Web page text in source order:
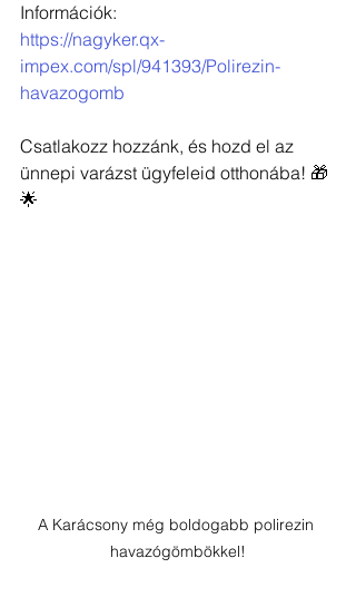
Információk:
https://nagyker.qx-
impex.com/spl/941393/Polirezin-
havazogomb
Csatlakozz hozzánk, és hozd el az
ünnepi varázst ügyfeleid otthonába! 🎁
🌟
A Karácsony még boldogabb polirezin
havazógömbökkel!